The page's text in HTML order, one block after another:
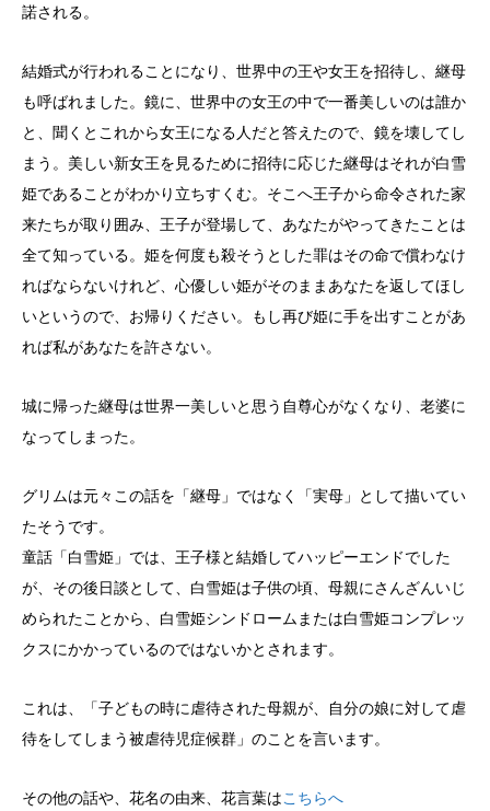
諾される。
結婚式が行われることになり、世界中の王や女王を招待し、継母
も呼ばれました。鏡に、世界中の女王の中で一番美しいのは誰か
と、聞くとこれから女王になる人だと答えたので、鏡を壊してし
まう。美しい新女王を見るために招待に応じた継母はそれが白雪
姫であることがわかり立ちすくむ。そこへ王子から命令された家
来たちが取り囲み、王子が登場して、あなたがやってきたことは
全て知っている。姫を何度も殺そうとした罪はその命で償わなけ
ればならないけれど、心優しい姫がそのままあなたを返してほし
いというので、お帰りください。もし再び姫に手を出すことがあ
れば私があなたを許さない。
城に帰った継母は世界一美しいと思う自尊心がなくなり、老婆に
なってしまった。
グリムは元々この話を「継母」ではなく「実母」として描いてい
たそうです。
童話「白雪姫」では、王子様と結婚してハッピーエンドでした
が、その後日談として、白雪姫は子供の頃、母親にさんざんいじ
められたことから、白雪姫シンドロームまたは白雪姫コンプレッ
クスにかかっているのではないかとされます。
これは、「子どもの時に虐待された母親が、自分の娘に対して虐
待をしてしまう被虐待児症候群」のことを言います。
その他の話や、花名の由来、花言葉はこちらへ